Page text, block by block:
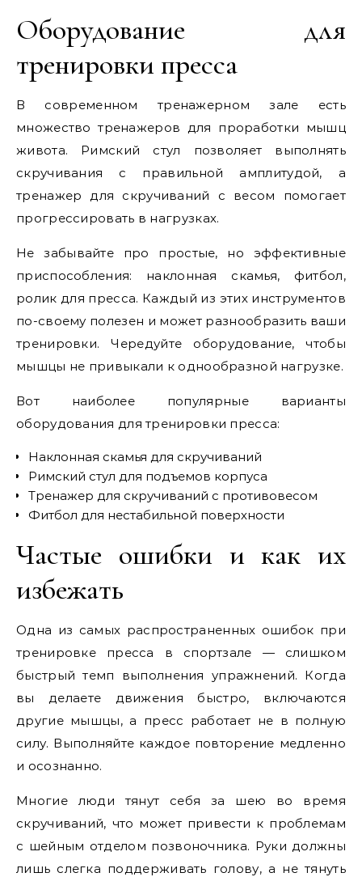
Оборудование для
тренировки пресса
В современном тренажерном зале есть
множество тренажеров для проработки мышц
живота. Римский стул позволяет выполнять
скручивания с правильной амплитудой, а
тренажер для скручиваний с весом помогает
прогрессировать в нагрузках.
Не забывайте про простые, но эффективные
приспособления: наклонная скамья, фитбол,
ролик для пресса. Каждый из этих инструментов
по-своему полезен и может разнообразить ваши
тренировки. Чередуйте оборудование, чтобы
мышцы не привыкали к однообразной нагрузке.
Вот наиболее популярные варианты
оборудования для тренировки пресса:
Наклонная скамья для скручиваний
Римский стул для подъемов корпуса
Тренажер для скручиваний с противовесом
Фитбол для нестабильной поверхности
Частые ошибки и как их
избежать
Одна из самых распространенных ошибок при
тренировке пресса в спортзале — слишком
быстрый темп выполнения упражнений. Когда
вы делаете движения быстро, включаются
другие мышцы, а пресс работает не в полную
силу. Выполняйте каждое повторение медленно
и осознанно.
Многие люди тянут себя за шею во время
скручиваний, что может привести к проблемам
с шейным отделом позвоночника. Руки должны
лишь слегка поддерживать голову, а не тянуть